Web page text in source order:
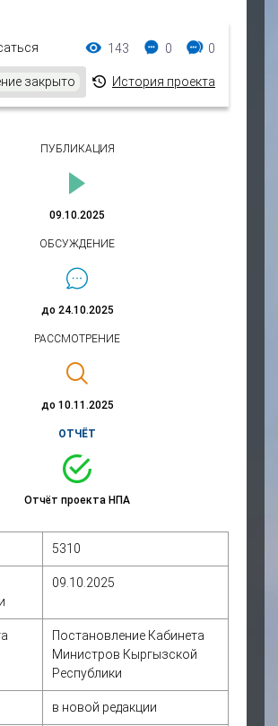
Просмотры:
143 Комментарии:
0 Ответы:
0
закрыто История проекта
ПУБЛИКАЦИЯ
09.10.2025
ОБСУЖДЕНИЕ
до 24.10.2025
РАССМОТРЕНИЕ
до 10.11.2025
ОТЧЁТ
Отчёт проекта НПА
5310
09.10.2025
Постановление Кабинета
Министров Кыргызской
Республики
в новой редакции